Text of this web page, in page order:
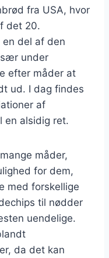
fra USA, hvor
det 20.
del af den
under
efter måder at
ud. I dag findes
af
en alsidig ret.
måder,
for dem,
med forskellige
til nødder
uendelige.
da det kan